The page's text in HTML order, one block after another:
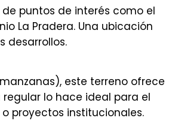
puntos de interés como el
La Pradera. Una ubicación
desarrollos.
este terreno ofrece
lo hace ideal para el
proyectos institucionales.